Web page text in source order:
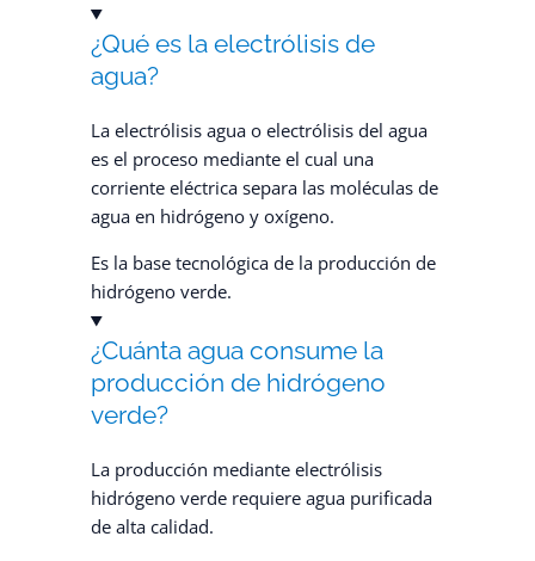
¿Qué es la electrólisis de
agua?
La electrólisis agua o electrólisis del agua
es el proceso mediante el cual una
corriente eléctrica separa las moléculas de
agua en hidrógeno y oxígeno.
Es la base tecnológica de la producción de
hidrógeno verde.
¿Cuánta agua consume la
producción de hidrógeno
verde?
La producción mediante electrólisis
hidrógeno verde requiere agua purificada
de alta calidad.